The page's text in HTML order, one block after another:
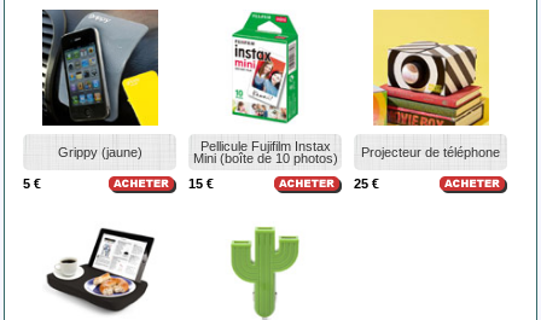
Grippy (jaune)
5 €
Pellicule Fujifilm Instax
Mini (boîte de 10 photos)
15 €
Projecteur de téléphone
25 €